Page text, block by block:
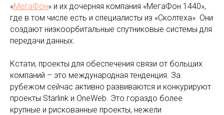
«МегаФон» и их дочерняя компания «МегаФон 1440»,
где в том числе есть и специалисты из «Сколтеха». Они
создают низкоорбитальные спутниковые системы для
передачи данных.
Кстати, проекты для обеспечения связи от больших
компаний – это международная тенденция. За
рубежом сейчас активно развиваются и конкурируют
проекты Starlink и OneWeb. Это гораздо более
крупные и рискованные проекты, нежели